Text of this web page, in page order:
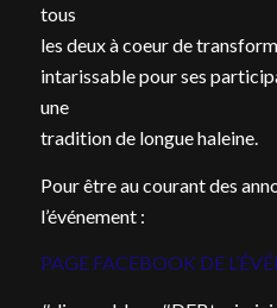
tous
les deux à coeur de
intarissable pour ses
une
tradition de longue haleine.
Pour être au courant des
l’événement :
PAGE FACEBOOK DE